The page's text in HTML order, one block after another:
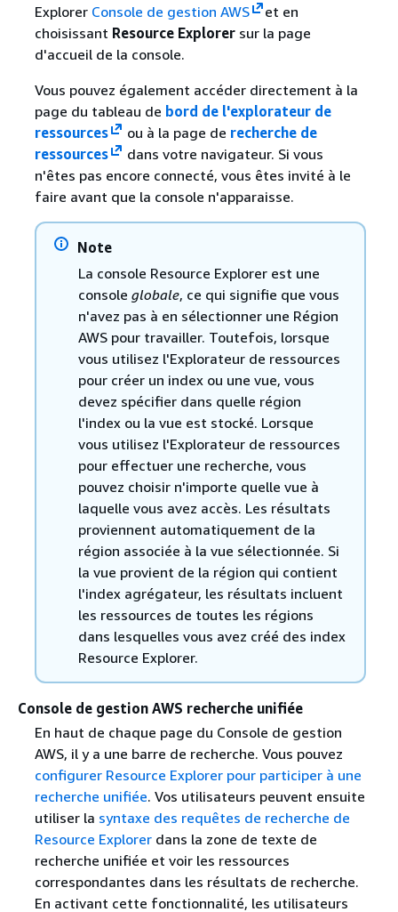
Explorer Console de gestion AWS
et en
choisissant Resource Explorersur la page
d'accueil de la console.
Vous pouvez également accéder directement à la
page du tableau de bord de l'explorateur de
ressources
ou à la page de recherche de
ressources
dans votre navigateur. Si vous
n'êtes pas encore connecté, vous êtes invité à le
faire avant que la console n'apparaisse.
Note
La console Resource Explorer est une
console globale, ce qui signifie que vous
n'avez pas à en sélectionner une Région
AWS pour travailler. Toutefois, lorsque
vous utilisez l'Explorateur de ressources
pour créer un index ou une vue, vous
devez spécifier dans quelle région
l'index ou la vue est stocké. Lorsque
vous utilisez l'Explorateur de ressources
pour effectuer une recherche, vous
pouvez choisir n'importe quelle vue à
laquelle vous avez accès. Les résultats
proviennent automatiquement de la
région associée à la vue sélectionnée. Si
la vue provient de la région qui contient
l'index agrégateur, les résultats incluent
les ressources de toutes les régions
dans lesquelles vous avez créé des index
Resource Explorer.
Console de gestion AWS recherche unifiée
En haut de chaque page du Console de gestion
AWS, il y a une barre de recherche. Vous pouvez
configurer Resource Explorer pour participer à une
recherche unifiée. Vos utilisateurs peuvent ensuite
utiliser la syntaxe des requêtes de recherche de
Resource Explorerdans la zone de texte de
recherche unifiée et voir les ressources
correspondantes dans les résultats de recherche.
En activant cette fonctionnalité, les utilisateurs